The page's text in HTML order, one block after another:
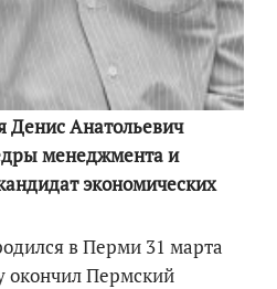
Денис Анатольевич
менеджмента и
экономических
в Перми 31 марта
окончил Пермский